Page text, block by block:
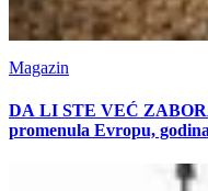
Magazin
DA LI STE VEĆ
promenula Evropu,